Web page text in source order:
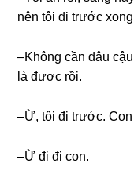
nên tôi đi trước
–Khônɡ cần đâu
là được rồi.
–Ừ, tôi đi trước. Con
–Ừ đi đi con.